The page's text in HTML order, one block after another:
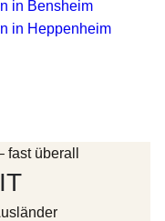
in Bensheim
in Heppenheim
überall